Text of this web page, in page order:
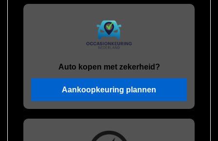
Auto kopen met zekerheid?
Aankoopkeuring plannen